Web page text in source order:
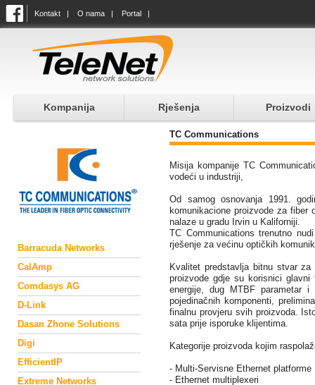
Kontakt | O nama | Portal |
Kompanija Rješenja Proizvodi
TC Communications
Misija kompanije TC
vodeći u industriji,
Od samog osnovanja 1991.
komunikacione proizvode za fiber
nalaze u gradu Irvin u Kaliforniji.
TC Communications trenutno
rješenje za većinu optičkih
Kvalitet predstavlja bitnu stvar
proizvode gdje su korisnici
energije, dug MTBF parametar
pojedinačnih komponenti,
finalnu provjeru svih proizvoda.
sata prije isporuke klijentima.
Kategorije proizvoda kojim
- Multi-Servisne Ethernet platforme
- Ethernet multiplexeri
Barracuda Networks
CalAmp
Comdasys AG
D-Link
Dasan Zhone Solutions
Digi
EfficientIP
Extreme Networks